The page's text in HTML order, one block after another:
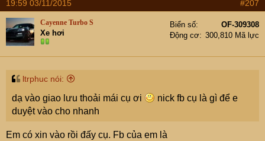
19:59 03/11/2015 #207
Cayenne Turbo S
Xe hơi
Biển số
OF-309308
Động cơ
300,810 Mã lực
ltrphuc nói:
dạ vào giao lưu thoải mái cụ ơi
nick fb cụ là gì để e
duyệt vào cho nhanh
Em có xin vào rồi đấy cụ. Fb của em là